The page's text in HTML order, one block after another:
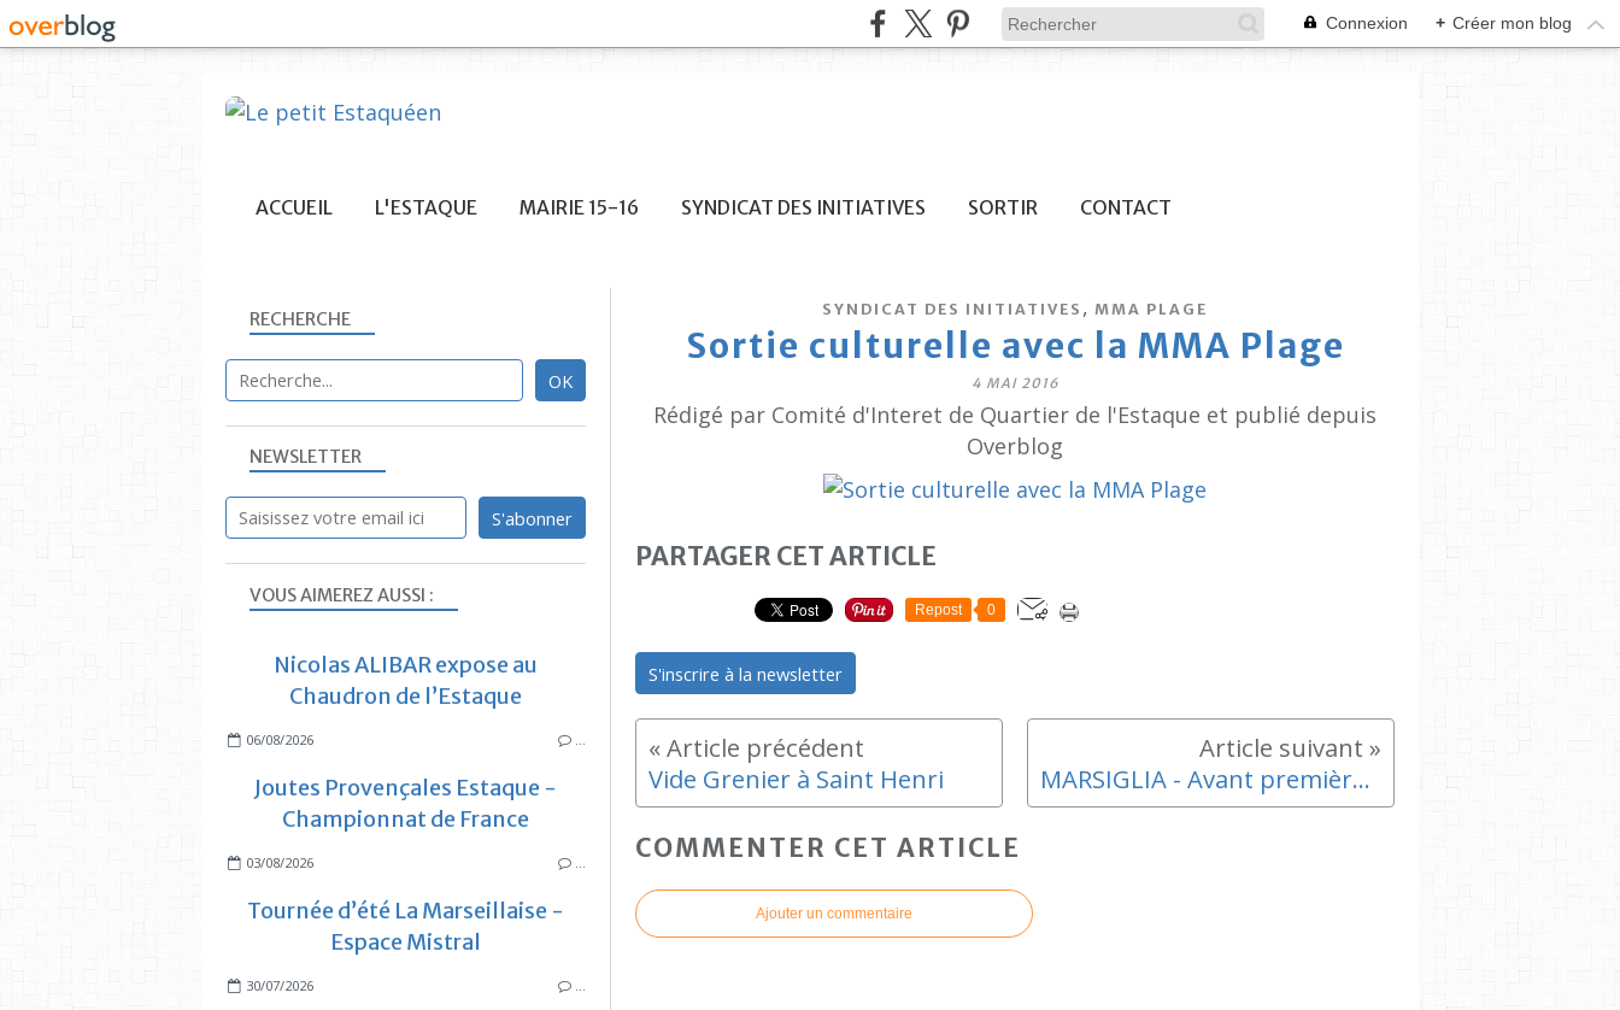
Connexion + Créer mon blog
ACCUEIL L'ESTAQUE MAIRIE 15-16 SYNDICAT DES INITIATIVES SORTIR CONTACT
SYNDICAT DES INITIATIVES , MMA PLAGE
Sortie culturelle avec la MMA Plage
4 MAI 2016
Rédigé par Comité d'Interet de Quartier de l'Estaque et publié depuis
Overblog
PARTAGER CET ARTICLE
Repost 0
S'inscrire à la newsletter
Vide Grenier à Saint Henri MARSIGLIA - Avant première de la saison 2 au Centre Social
COMMENTER CET ARTICLE
Ajouter un commentaire
NEWSLETTER
RECHERCHE
VOUS AIMEREZ AUSSI :
Nicolas ALIBAR expose au
Chaudron de l’Estaque
06/08/2026
Joutes Provençales Estaque -
Championnat de France
03/08/2026
Tournée d’été La Marseillaise -
Espace Mistral
30/07/2026